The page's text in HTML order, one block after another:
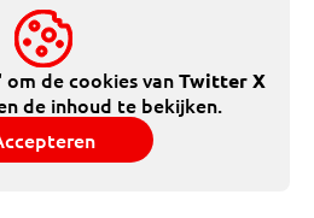
de cookies vanTwitter X
de inhoud te bekijken.